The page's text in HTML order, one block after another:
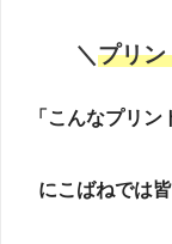
＼プリン
「こんなプリ
にこばねでは